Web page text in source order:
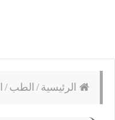
الرئيسية / الطب /